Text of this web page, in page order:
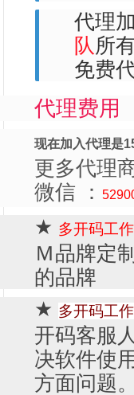
代理
队 所
免费
代理费用
现在加入代理是
更多代理
微信 ：
★ 多开码工
Ｍ品牌定
的品牌
★ 多开码工
开码客服
决软件使
方面问题。